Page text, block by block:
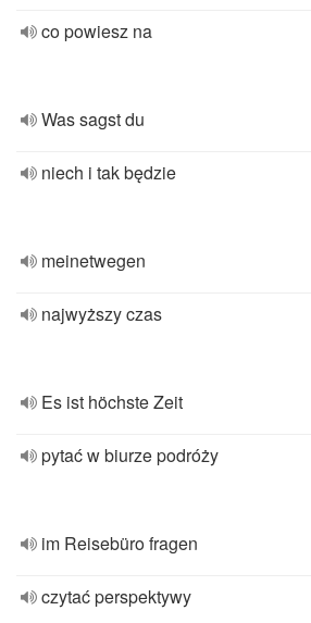
co powiesz na
Was sagst du
niech i tak będzie
meinetwegen
najwyższy czas
Es ist höchste Zeit
pytać w biurze podróży
im Reisebüro fragen
czytać perspektywy